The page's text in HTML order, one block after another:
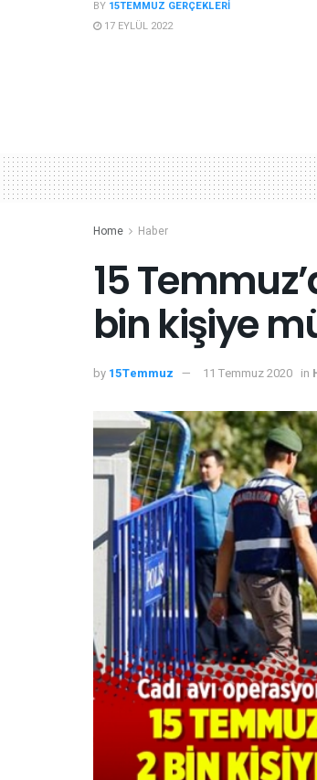
BY 15TEMMUZ GERÇEKLERI
17 EYLÜL 2022
Home Haber
15
bin kişiye
by 15Temmuz 11 Temmuz 2020 in